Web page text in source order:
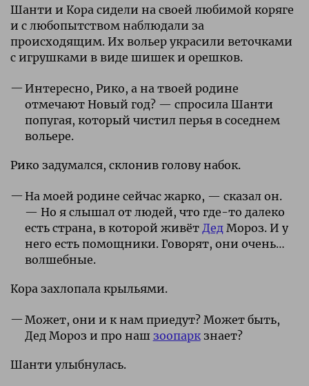
Шанти и Кора сидели на своей любимой коряге
и с любопытством наблюдали за
происходящим. Их вольер украсили веточками
с игрушками в виде шишек и орешков.
Интересно, Рико, а на твоей родине
отмечают Новый год? — спросила Шанти
попугая, который чистил перья в соседнем
вольере.
Рико задумался, склонив голову набок.
На моей родине сейчас жарко, — сказал он.
— Но я слышал от людей, что где-то далеко
есть страна, в которой живёт ДедМороз. И у
него есть помощники. Говорят, они очень…
волшебные.
Кора захлопала крыльями.
Может, они и к нам приедут? Может быть,
Дед Мороз и про наш зоопаркзнает?
Шанти улыбнулась.